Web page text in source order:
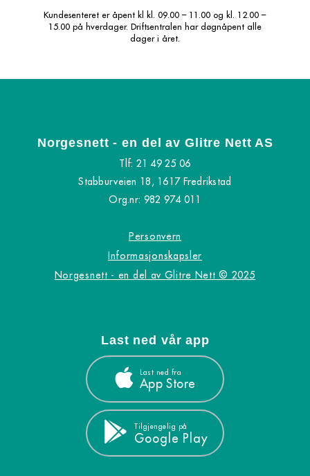
Kundesenteret er åpent kl kl. 09.00 – 11.00 og kl. 12.00 –
15.00 på hverdager. Driftsentralen har døgnåpent alle
dager i året.
Norgesnett - en del av Glitre Nett AS
Tlf: 21 49 25 06
Stabburveien 18, 1617 Fredrikstad
Org.nr: 982 974 011
Personvern
Informasjonskapsler
Norgesnett - en del av Glitre Nett © 2025
Last ned vår app
Last ned fra
App Store
Tilgjengelig på
Google Play